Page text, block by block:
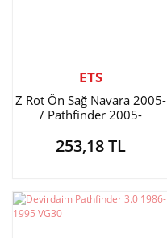
ETS
Z Rot Ön Sağ Navara 2005-
/ Pathfinder 2005-
253,18 TL